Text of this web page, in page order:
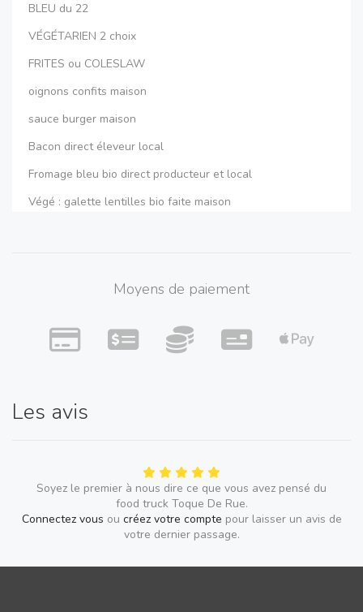
BLEU du 22
VÉGÉTARIEN 2 choix
FRITES ou COLESLAW
oignons confits maison
sauce burger maison
Bacon direct éleveur local
Fromage bleu bio direct producteur et local
Végé : galette lentilles bio faite maison
Moyens de paiement
Les avis
Soyez le premier à nous dire ce que vous avez pensé du
food truck Toque De Rue.
Connectez vous ou créez votre compte pour laisser un avis de
votre dernier passage.